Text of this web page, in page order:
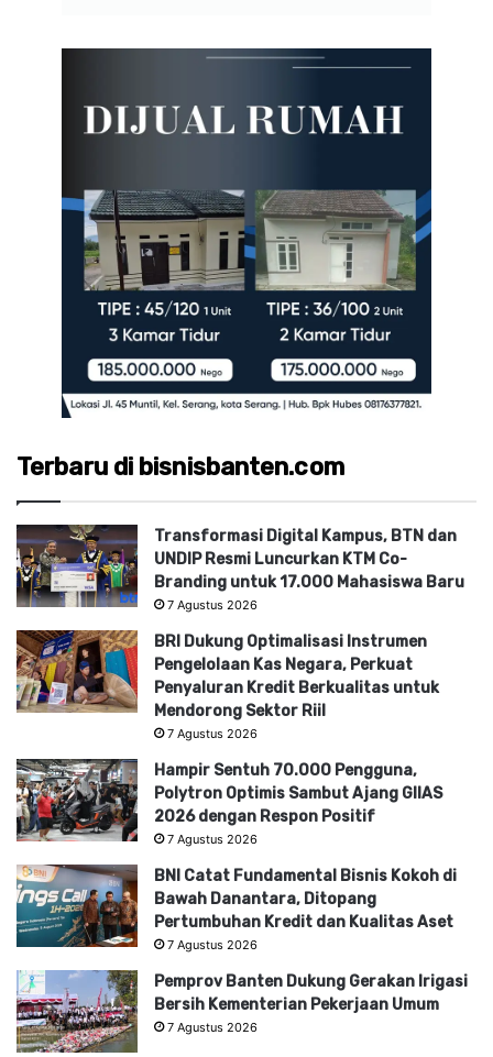
Terbaru di bisnisbanten.com
Transformasi Digital Kampus, BTN dan
UNDIP Resmi Luncurkan KTM Co-
Branding untuk 17.000 Mahasiswa Baru
7 Agustus 2026
BRI Dukung Optimalisasi Instrumen
Pengelolaan Kas Negara, Perkuat
Penyaluran Kredit Berkualitas untuk
Mendorong Sektor Riil
7 Agustus 2026
Hampir Sentuh 70.000 Pengguna,
Polytron Optimis Sambut Ajang GIIAS
2026 dengan Respon Positif
7 Agustus 2026
BNI Catat Fundamental Bisnis Kokoh di
Bawah Danantara, Ditopang
Pertumbuhan Kredit dan Kualitas Aset
7 Agustus 2026
Pemprov Banten Dukung Gerakan Irigasi
Bersih Kementerian Pekerjaan Umum
7 Agustus 2026